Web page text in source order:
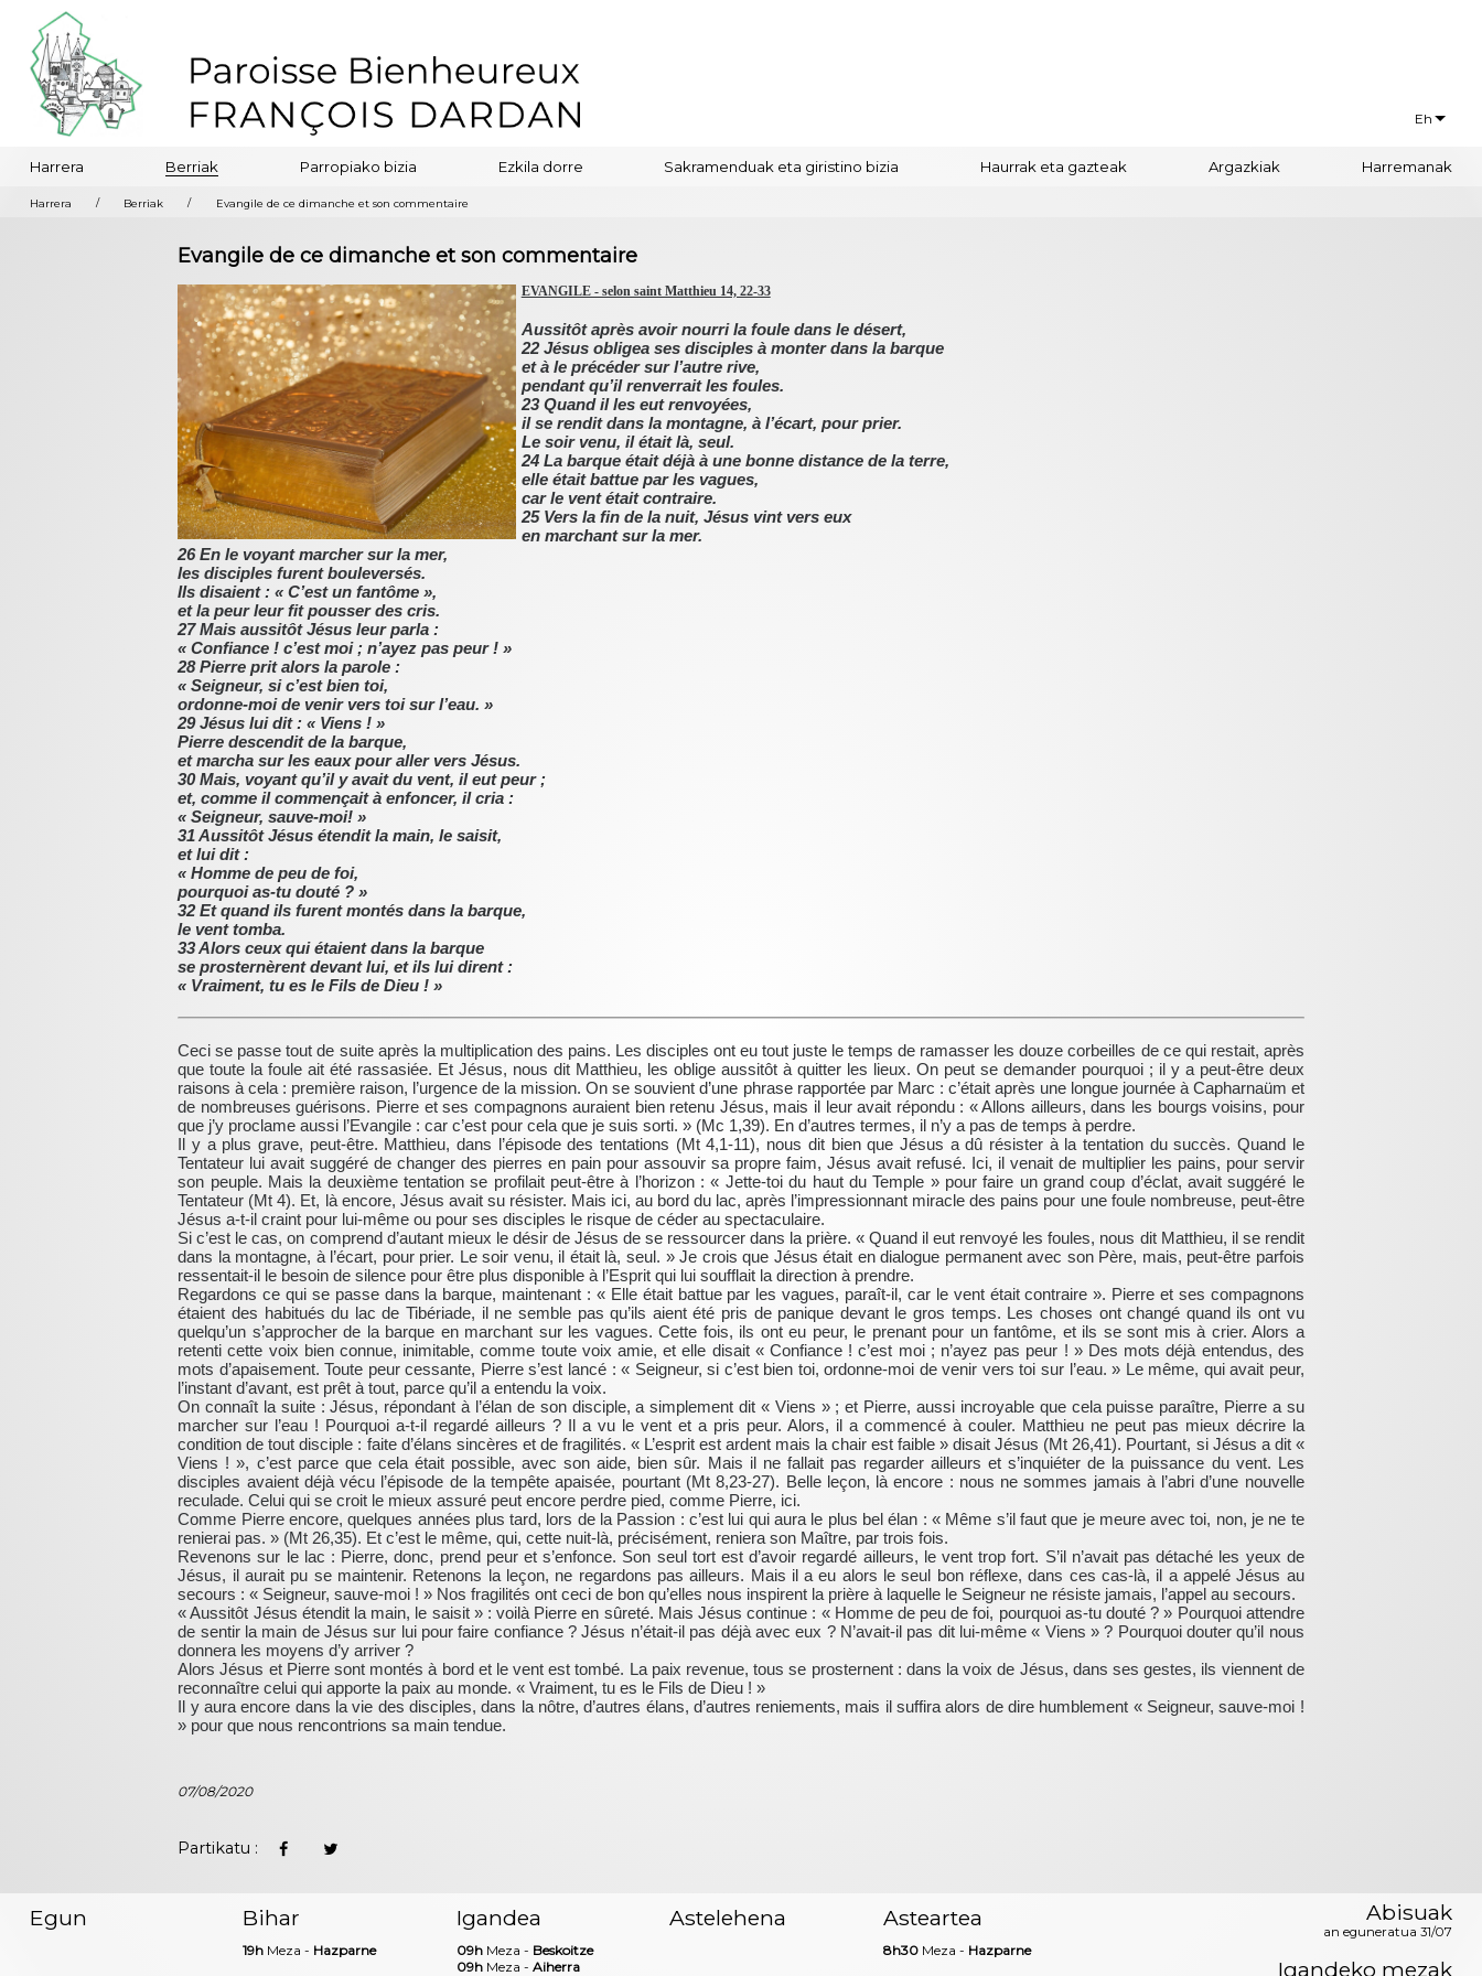
Eh
Harrera Berriak Parropiako bizia Ezkila dorre Sakramenduak eta giristino bizia Haurrak eta gazteak Argazkiak Harremanak
Harrera / Berriak / Evangile de ce dimanche et son commentaire
Evangile de ce dimanche et son commentaire
EVANGILE - selon saint Matthieu 14, 22-33
Aussitôt après avoir nourri la foule dans le désert,
22 Jésus obligea ses disciples à monter dans la barque
et à le précéder sur l’autre rive,
pendant qu’il renverrait les foules.
23 Quand il les eut renvoyées,
il se rendit dans la montagne, à l’écart, pour prier.
Le soir venu, il était là, seul.
24 La barque était déjà à une bonne distance de la terre,
elle était battue par les vagues,
car le vent était contraire.
25 Vers la fin de la nuit, Jésus vint vers eux
en marchant sur la mer.
26 En le voyant marcher sur la mer,
les disciples furent bouleversés.
Ils disaient : « C’est un fantôme »,
et la peur leur fit pousser des cris.
27 Mais aussitôt Jésus leur parla :
« Confiance ! c’est moi ; n’ayez pas peur ! »
28 Pierre prit alors la parole :
« Seigneur, si c’est bien toi,
ordonne-moi de venir vers toi sur l’eau. »
29 Jésus lui dit : « Viens ! »
Pierre descendit de la barque,
et marcha sur les eaux pour aller vers Jésus.
30 Mais, voyant qu’il y avait du vent, il eut peur ;
et, comme il commençait à enfoncer, il cria :
« Seigneur, sauve-moi! »
31 Aussitôt Jésus étendit la main, le saisit,
et lui dit :
« Homme de peu de foi,
pourquoi as-tu douté ? »
32 Et quand ils furent montés dans la barque,
le vent tomba.
33 Alors ceux qui étaient dans la barque
se prosternèrent devant lui, et ils lui dirent :
« Vraiment, tu es le Fils de Dieu ! »
Ceci se passe tout de suite après la multiplication des pains. Les disciples ont eu tout juste le temps de ramasser les douze corbeilles de ce qui restait, après
que toute la foule ait été rassasiée. Et Jésus, nous dit Matthieu, les oblige aussitôt à quitter les lieux. On peut se demander pourquoi ; il y a peut-être deux
raisons à cela : première raison, l’urgence de la mission. On se souvient d’une phrase rapportée par Marc : c’était après une longue journée à Capharnaüm et
de nombreuses guérisons. Pierre et ses compagnons auraient bien retenu Jésus, mais il leur avait répondu : « Allons ailleurs, dans les bourgs voisins, pour
que j’y proclame aussi l’Evangile : car c’est pour cela que je suis sorti. » (Mc 1,39). En d’autres termes, il n’y a pas de temps à perdre.
Il y a plus grave, peut-être. Matthieu, dans l’épisode des tentations (Mt 4,1-11), nous dit bien que Jésus a dû résister à la tentation du succès. Quand le
Tentateur lui avait suggéré de changer des pierres en pain pour assouvir sa propre faim, Jésus avait refusé. Ici, il venait de multiplier les pains, pour servir
son peuple. Mais la deuxième tentation se profilait peut-être à l’horizon : « Jette-toi du haut du Temple » pour faire un grand coup d’éclat, avait suggéré le
Tentateur (Mt 4). Et, là encore, Jésus avait su résister. Mais ici, au bord du lac, après l’impressionnant miracle des pains pour une foule nombreuse, peut-être
Jésus a-t-il craint pour lui-même ou pour ses disciples le risque de céder au spectaculaire.
Si c’est le cas, on comprend d’autant mieux le désir de Jésus de se ressourcer dans la prière. « Quand il eut renvoyé les foules, nous dit Matthieu, il se rendit
dans la montagne, à l’écart, pour prier. Le soir venu, il était là, seul. » Je crois que Jésus était en dialogue permanent avec son Père, mais, peut-être parfois
ressentait-il le besoin de silence pour être plus disponible à l’Esprit qui lui soufflait la direction à prendre.
Regardons ce qui se passe dans la barque, maintenant : « Elle était battue par les vagues, paraît-il, car le vent était contraire ». Pierre et ses compagnons
étaient des habitués du lac de Tibériade, il ne semble pas qu’ils aient été pris de panique devant le gros temps. Les choses ont changé quand ils ont vu
quelqu’un s’approcher de la barque en marchant sur les vagues. Cette fois, ils ont eu peur, le prenant pour un fantôme, et ils se sont mis à crier. Alors a
retenti cette voix bien connue, inimitable, comme toute voix amie, et elle disait « Confiance ! c’est moi ; n’ayez pas peur ! » Des mots déjà entendus, des
mots d’apaisement. Toute peur cessante, Pierre s’est lancé : « Seigneur, si c’est bien toi, ordonne-moi de venir vers toi sur l’eau. » Le même, qui avait peur,
l’instant d’avant, est prêt à tout, parce qu’il a entendu la voix.
On connaît la suite : Jésus, répondant à l’élan de son disciple, a simplement dit « Viens » ; et Pierre, aussi incroyable que cela puisse paraître, Pierre a su
marcher sur l’eau ! Pourquoi a-t-il regardé ailleurs ? Il a vu le vent et a pris peur. Alors, il a commencé à couler. Matthieu ne peut pas mieux décrire la
condition de tout disciple : faite d’élans sincères et de fragilités. « L’esprit est ardent mais la chair est faible » disait Jésus (Mt 26,41). Pourtant, si Jésus a dit «
Viens ! », c’est parce que cela était possible, avec son aide, bien sûr. Mais il ne fallait pas regarder ailleurs et s’inquiéter de la puissance du vent. Les
disciples avaient déjà vécu l’épisode de la tempête apaisée, pourtant (Mt 8,23-27). Belle leçon, là encore : nous ne sommes jamais à l’abri d’une nouvelle
reculade. Celui qui se croit le mieux assuré peut encore perdre pied, comme Pierre, ici.
Comme Pierre encore, quelques années plus tard, lors de la Passion : c’est lui qui aura le plus bel élan : « Même s’il faut que je meure avec toi, non, je ne te
renierai pas. » (Mt 26,35). Et c’est le même, qui, cette nuit-là, précisément, reniera son Maître, par trois fois.
Revenons sur le lac : Pierre, donc, prend peur et s’enfonce. Son seul tort est d’avoir regardé ailleurs, le vent trop fort. S’il n’avait pas détaché les yeux de
Jésus, il aurait pu se maintenir. Retenons la leçon, ne regardons pas ailleurs. Mais il a eu alors le seul bon réflexe, dans ces cas-là, il a appelé Jésus au
secours : « Seigneur, sauve-moi ! » Nos fragilités ont ceci de bon qu’elles nous inspirent la prière à laquelle le Seigneur ne résiste jamais, l’appel au secours.
« Aussitôt Jésus étendit la main, le saisit » : voilà Pierre en sûreté. Mais Jésus continue : « Homme de peu de foi, pourquoi as-tu douté ? » Pourquoi attendre
de sentir la main de Jésus sur lui pour faire confiance ? Jésus n’était-il pas déjà avec eux ? N’avait-il pas dit lui-même « Viens » ? Pourquoi douter qu’il nous
donnera les moyens d’y arriver ?
Alors Jésus et Pierre sont montés à bord et le vent est tombé. La paix revenue, tous se prosternent : dans la voix de Jésus, dans ses gestes, ils viennent de
reconnaître celui qui apporte la paix au monde. « Vraiment, tu es le Fils de Dieu ! »
Il y aura encore dans la vie des disciples, dans la nôtre, d’autres élans, d’autres reniements, mais il suffira alors de dire humblement « Seigneur, sauve-moi !
» pour que nous rencontrions sa main tendue.
07/08/2020
Partikatu :
Egun Bihar
19h Meza - Hazparne
Igandea
09hMeza - Beskoitze
09hMeza - Aiherra
Astelehena Asteartea
8h30 Meza - Hazparne
Abisuak
an eguneratua 31/07
Igandeko mezak